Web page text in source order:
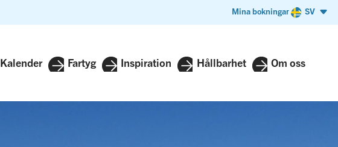
Mina bokningar SV
Kalender Fartyg Inspiration Hållbarhet Om oss